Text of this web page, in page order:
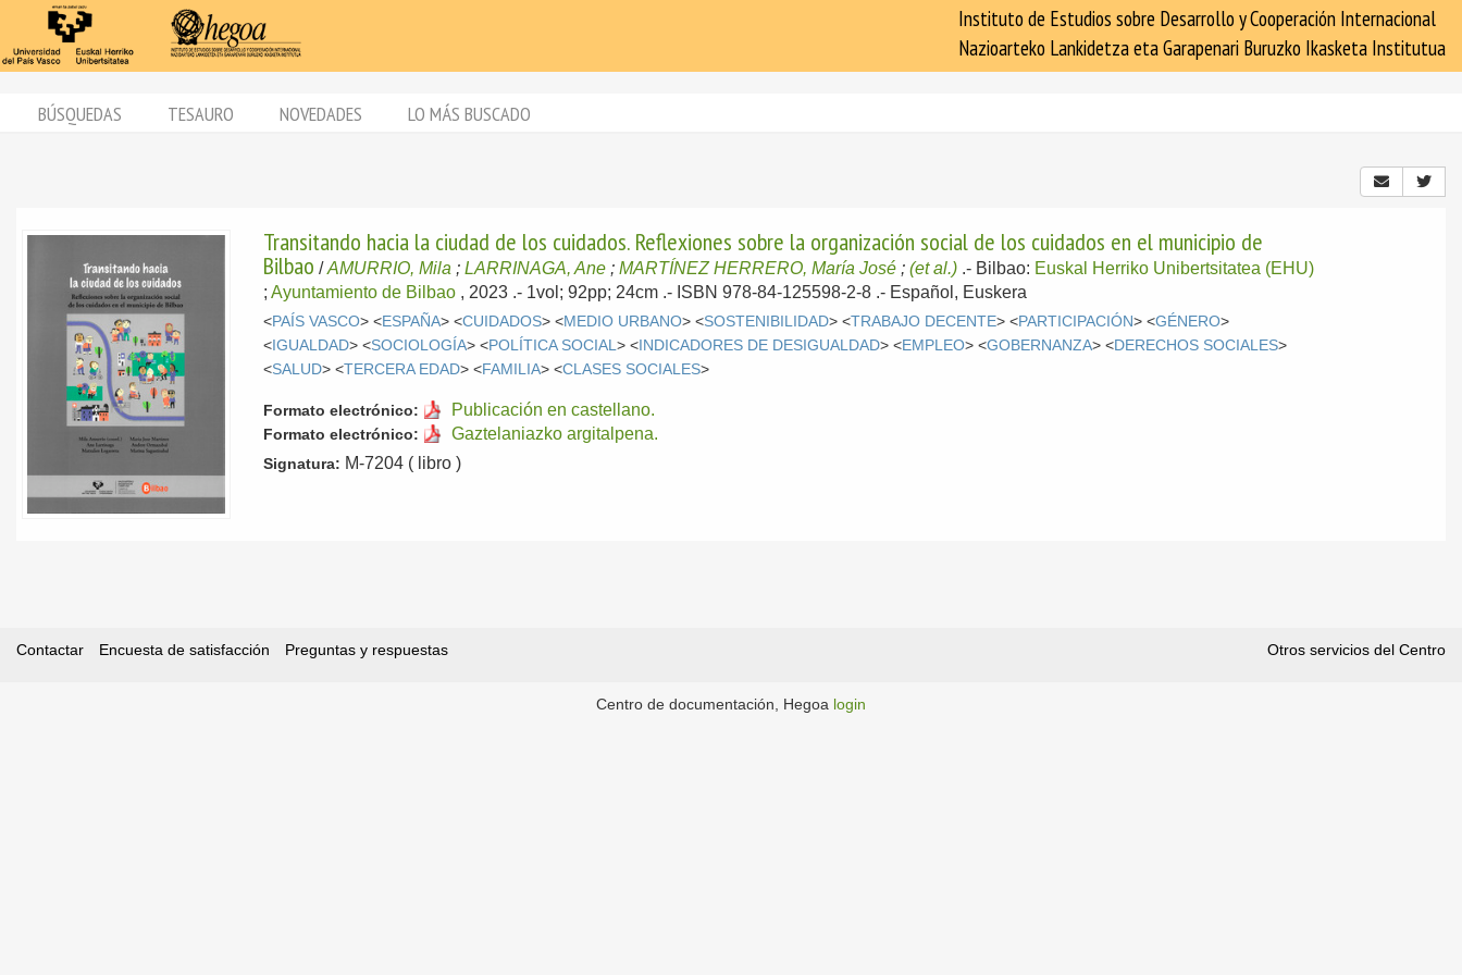
Instituto de Estudios sobre Desarrollo y Cooperación Internacional
Nazioarteko Lankidetza eta Garapenari Buruzko Ikasketa Institutua
BÚSQUEDAS TESAURO NOVEDADES LO MÁS BUSCADO
Transitando hacia la ciudad de los cuidados. Reflexiones sobre la organización social de los cuidados en el municipio de
Bilbao /AMURRIO, Mila ;LARRINAGA, Ane ;MARTÍNEZ HERRERO, María José ;(et al.) .- Bilbao: Euskal Herriko Unibertsitatea (EHU)
;Ayuntamiento de Bilbao , 2023 .- 1vol; 92pp; 24cm .- ISBN 978-84-125598-2-8 .- Español, Euskera
<PAÍS VASCO> <ESPAÑA> <CUIDADOS> <MEDIO URBANO> <SOSTENIBILIDAD> <TRABAJO DECENTE> <PARTICIPACIÓN> <GÉNERO>
<IGUALDAD> <SOCIOLOGÍA> <POLÍTICA SOCIAL> <INDICADORES DE DESIGUALDAD> <EMPLEO> <GOBERNANZA> <DERECHOS SOCIALES>
<SALUD> <TERCERA EDAD> <FAMILIA> <CLASES SOCIALES>
Formato electrónico: Publicación en castellano.
Formato electrónico: Gaztelaniazko argitalpena.
Signatura: M-7204 ( libro )
Contactar Encuesta de satisfacción Preguntas y respuestas Otros servicios del Centro
Centro de documentación, Hegoa login